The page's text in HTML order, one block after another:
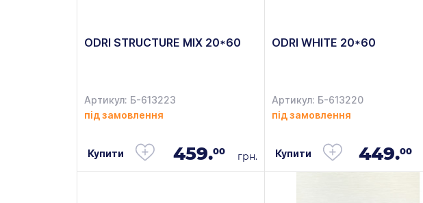
ODRI STRUCTURE MIX 20*60
Артикул: Б-613223
під замовлення
Купити 459.00 грн.
ODRI WHITE 20*60
Артикул: Б-613220
під замовлення
Купити 449.00